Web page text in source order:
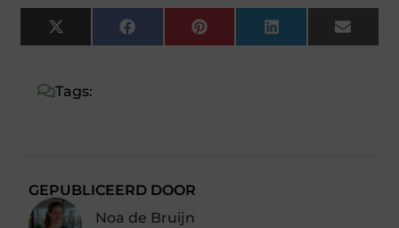
X
(Twitter)
FacebookPinterestLinkedIn Email
Tags:
GEPUBLICEERD DOOR
Noa de Bruijn